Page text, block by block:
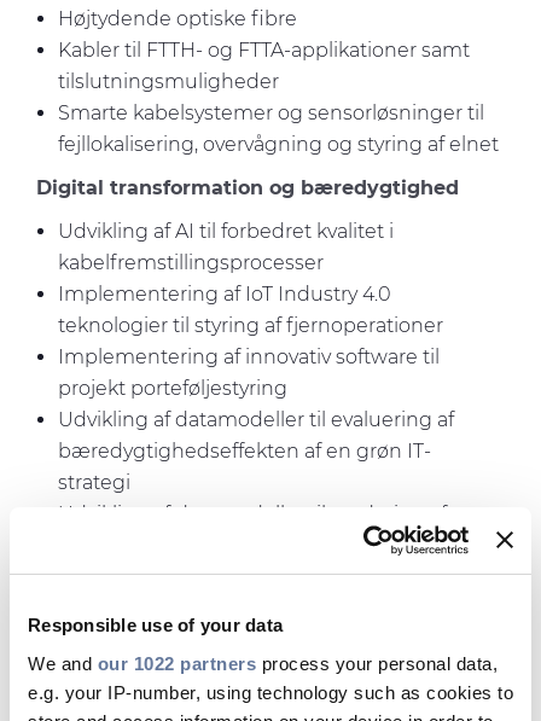
Responsible use of your data
We and our 1022 partners process your personal data,
e.g. your IP-number, using technology such as cookies to
Højtydende optiske fibre
Kabler til FTTH- og FTTA-applikationer samt
tilslutningsmuligheder
Smarte kabelsystemer og sensorløsninger til
fejllokalisering, overvågning og styring af elnet
Digital transformation og bæredygtighed
Udvikling af AI til forbedret kvalitet i
kabelfremstillingsprocesser
Implementering af IoT Industry 4.0
teknologier til styring af fjernoperationer
Implementering af innovativ software til
projekt porteføljestyring
Udvikling af datamodeller til evaluering af
bæredygtighedseffekten af en grøn IT-
strategi
Udvikling af datamodeller til vurdering af
bæredygtigheden af produktporteføljen
Kabelteknologi er en nøgleparameter for
transmission og distribution af elektricitet og for
udviklingen af ​​telekommunikation i Europa.